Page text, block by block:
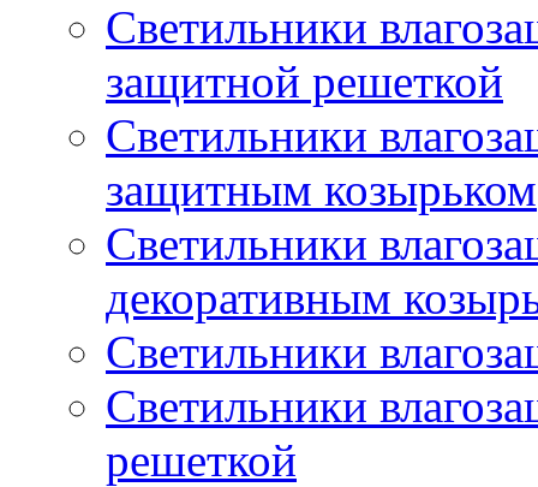
Светильники
защитной решеткой
Светильники
защитным козырьком
Светильники
декоративным
Светильники
Светильники
решеткой